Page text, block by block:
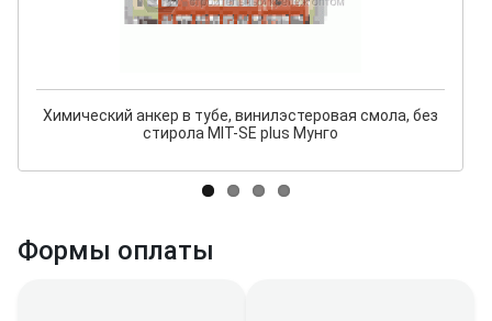
Химический анкер в тубе, винилэстеровая смола, без
стирола MIT-SE plus Мунго
Формы оплаты